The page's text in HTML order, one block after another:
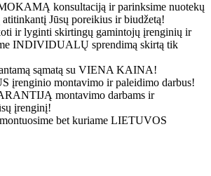
konsultaciją ir parinksime nuotekų
Jūsų poreikius ir biudžetą!
ir lyginti skirtingų gamintojų įrenginių ir
INDIVIDUALŲ sprendimą skirtą tik
sąmatą su VIENA KAINA!
įrenginio montavimo ir paleidimo darbus!
montavimo darbams ir
įrenginį!
bet kuriame LIETUVOS